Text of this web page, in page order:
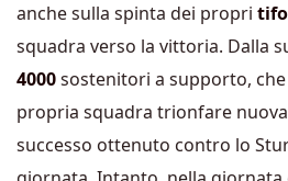
anche sulla spinta dei propri
squadra verso la vittoria. Dalla
4000sostenitori a supporto,
propria squadra trionfare
successo ottenuto contro lo